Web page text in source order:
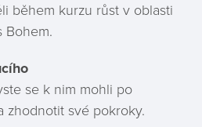
během kurzu růst v oblasti
Bohem.
se k nim mohli po
zhodnotit své pokroky.